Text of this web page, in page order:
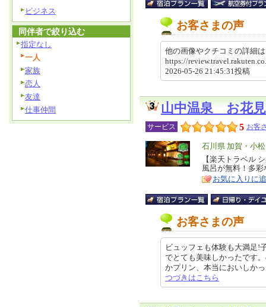
お客さまの声
他の画像やクチコミの詳細
https://
2026-05-26 21:45:31投稿
山中温泉 お花
サービス 5 お客
エ
リ
ア
石川県 加賀・小
特
徴
【楽天トラベル
風呂が無料！多
お気に入りに
お客さまの声
ビュッフェも体験も大満足!
でとても美味しかったです
かプリン、本当においしか
つづきはこちら
ビジネス
同伴者で絞り込む
指定なし
一人
家族
恋人
友達
仕事仲間